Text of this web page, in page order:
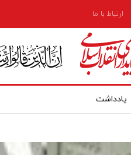
ارتباط با ما
یادداشت